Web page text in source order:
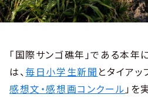
「国際サンゴ礁年」である本年
は、毎日小学生新聞 とタイアッ
感想文・感想画コンクール」を